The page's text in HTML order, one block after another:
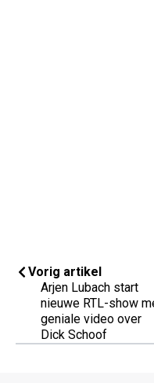
Vorig artikel
Arjen Lubach start
nieuwe RTL-show
geniale video over
Dick Schoof